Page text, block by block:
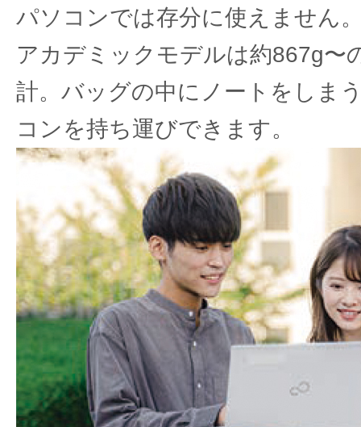
パソコンでは存分に使えません
アカデミックモデルは約867g〜
計。バッグの中にノートをしま
コンを持ち運びできます。